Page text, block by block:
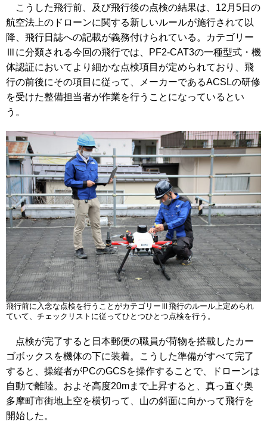
こうした飛行前、及び飛行後の点検の結果は、12月5日の
航空法上のドローンに関する新しいルールが施行されて以
降、飛行日誌への記載が義務付けられている。カテゴリー
Ⅲに分類される今回の飛行では、PF2-CAT3の一種型式・機
体認証においてより細かな点検項目が定められており、飛
行の前後にその項目に従って、メーカーであるACSLの研修
を受けた整備担当者が作業を行うことになっているとい
う。
飛行前に入念な点検を行うことがカテゴリーⅢ飛行のルール上定められ
ていて、チェックリストに従ってひとつひとつ点検を行う。
点検が完了すると日本郵便の職員が荷物を搭載したカー
ゴボックスを機体の下に装着。こうした準備がすべて完了
すると、操縦者がPCのGCSを操作することで、ドローンは
自動で離陸。およそ高度20mまで上昇すると、真っ直ぐ奥
多摩町市街地上空を横切って、山の斜面に向かって飛行を
開始した。